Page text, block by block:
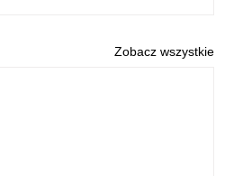
Zobacz wszystkie